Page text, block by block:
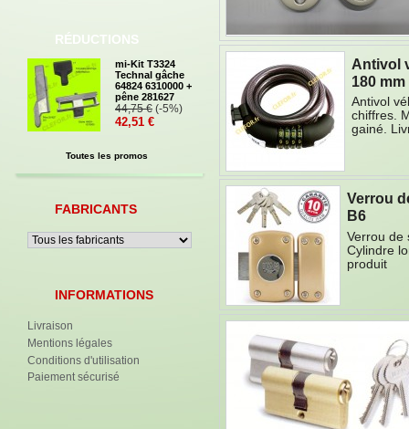
RÉDUCTIONS
mi-Kit T3324
Technal gâche
64824 6310000 +
pêne 281627
44,75 € (-5%)
42,51 €
Toutes les promos
FABRICANTS
INFORMATIONS
Livraison
Mentions légales
Conditions d'utilisation
Paiement sécurisé
Antivol
180 mm
Antivol
chiffres.
gainé.
Verrou
B6
Verrou de
Cylindre
produit